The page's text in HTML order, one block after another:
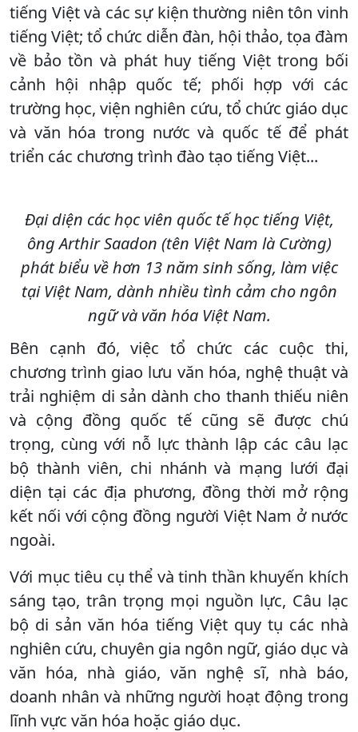
tiếng Việt và các sự kiện thường niên tôn vinh
tiếng Việt; tổ chức diễn đàn, hội thảo, tọa đàm
về bảo tồn và phát huy tiếng Việt trong bối
cảnh hội nhập quốc tế; phối hợp với các
trường học, viện nghiên cứu, tổ chức giáo dục
và văn hóa trong nước và quốc tế để phát
triển các chương trình đào tạo tiếng Việt...
Đại diện các học viên quốc tế học tiếng Việt,
ông Arthir Saadon (tên Việt Nam là Cường)
phát biểu về hơn 13 năm sinh sống, làm việc
tại Việt Nam, dành nhiều tình cảm cho ngôn
ngữ và văn hóa Việt Nam.
Bên cạnh đó, việc tổ chức các cuộc thi,
chương trình giao lưu văn hóa, nghệ thuật và
trải nghiệm di sản dành cho thanh thiếu niên
và cộng đồng quốc tế cũng sẽ được chú
trọng, cùng với nỗ lực thành lập các câu lạc
bộ thành viên, chi nhánh và mạng lưới đại
diện tại các địa phương, đồng thời mở rộng
kết nối với cộng đồng người Việt Nam ở nước
ngoài.
Với mục tiêu cụ thể và tinh thần khuyến khích
sáng tạo, trân trọng mọi nguồn lực, Câu lạc
bộ di sản văn hóa tiếng Việt quy tụ các nhà
nghiên cứu, chuyên gia ngôn ngữ, giáo dục và
văn hóa, nhà giáo, văn nghệ sĩ, nhà báo,
doanh nhân và những người hoạt động trong
lĩnh vực văn hóa hoặc giáo dục.